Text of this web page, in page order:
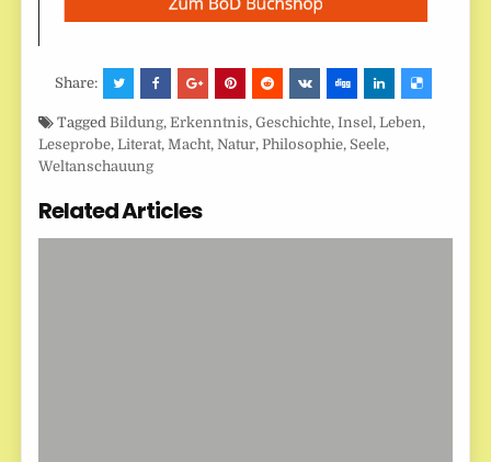
Share:
TaggedBildung,Erkenntnis,Geschichte,Insel,Leben,
Leseprobe,Literat,Macht,Natur,Philosophie, Seele,
Weltanschauung
Related Articles